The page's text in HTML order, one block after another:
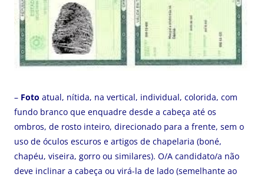
– Foto atual, nítida, na vertical, individual, colorida, com
fundo branco que enquadre desde a cabeça até os
ombros, de rosto inteiro, direcionado para a frente, sem o
uso de óculos escuros e artigos de chapelaria (boné,
chapéu, viseira, gorro ou similares). O/A candidato/a não
deve inclinar a cabeça ou virá-la de lado (semelhante ao